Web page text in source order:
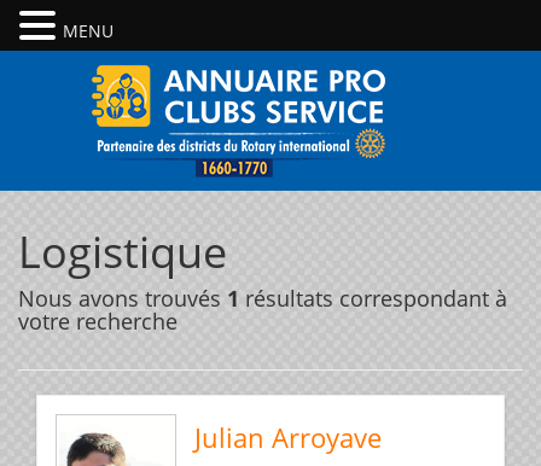
Logistique
Nous avons trouvés 1 résultats correspondant à
votre recherche
Julian Arroyave
MENU